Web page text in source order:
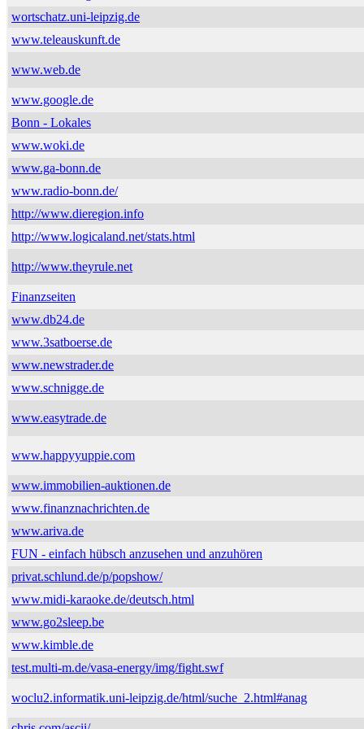
wortschatz.uni-leipzig.de
www.teleauskunft.de
www.web.de
www.google.de
Bonn - Lokales
www.woki.de
www.ga-bonn.de
www.radio-bonn.de/
http://www.dieregion.info
http://www.logicaland.net/stats.html
http://www.theyrule.net
Finanzseiten
www.db24.de
www.3satboerse.de
www.newstrader.de
www.schnigge.de
www.easytrade.de
www.happyyuppie.com
www.immobilien-auktionen.de
www.finanznachrichten.de
www.ariva.de
FUN - einfach hübsch anzusehen und anzuhören
privat.schlund.de/p/popshow/
www.midi-karaoke.de/deutsch.html
www.go2sleep.be
www.kimble.de
test.multi-m.de/vasa-energy/img/fight.swf
woclu2.informatik.uni-leipzig.de/html/suche_2.html#anag